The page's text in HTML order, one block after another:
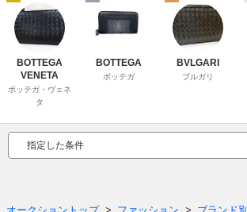
BOTTEGA
VENETA
ボッテガ・ヴェネ
タ
BOTTEGA
ボッテガ
BVLGARI
ブルガリ
指定した条件